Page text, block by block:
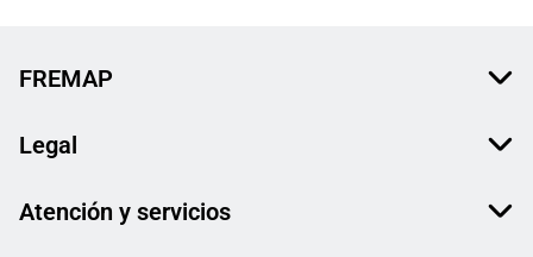
FREMAP
Legal
Atención y servicios